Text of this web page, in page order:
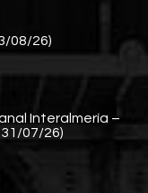
08/26)
Interalmería –
07/26)